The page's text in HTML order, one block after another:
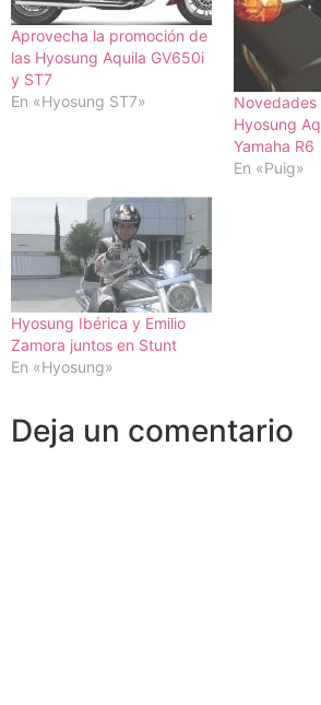
Aprovecha la promoción de
las Hyosung Aquila GV650i
y ST7
En «Hyosung ST7»
Novedades
Hyosung
Yamaha R6
En «Puig»
Hyosung Ibérica y Emilio
Zamora juntos en Stunt
En «Hyosung»
Deja un comentario